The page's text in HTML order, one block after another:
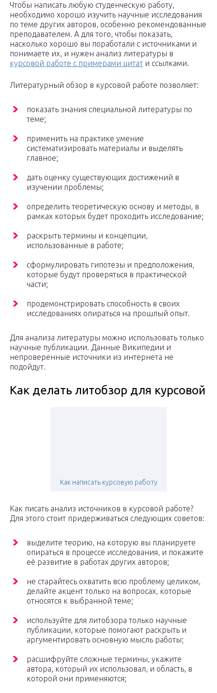
Чтобы написать любую студенческую работу,
необходимо хорошо изучить научные исследования
по теме других авторов, особенно рекомендованные
преподавателем. А для того, чтобы показать,
насколько хорошо вы поработали с источниками и
понимаете их, и нужен анализ литературы в
курсовой работе с примерами цитат и ссылками.
Литературный обзор в курсовой работе позволяет:
показать знания специальной литературы по
теме;
применить на практике умение
систематизировать материалы и выделять
главное;
дать оценку существующих достижений в
изучении проблемы;
определить теоретическую основу и методы, в
рамках которых будет проходить исследование;
раскрыть термины и концепции,
использованные в работе;
сформулировать гипотезы и предположения,
которые будут проверяться в практической
части;
продемонстрировать способность в своих
исследованиях опираться на прошлый опыт.
Для анализа литературы можно использовать только
научные публикации. Данные Википедии и
непроверенные источники из интернета не
подойдут.
Как делать литобзор для курсовой
Как написать курсовую работу
Как писать анализ источников в курсовой работе?
Для этого стоит придерживаться следующих советов:
выделите теорию, на которую вы планируете
опираться в процессе исследования, и покажите
её развитие в работах других авторов;
не старайтесь охватить всю проблему целиком,
делайте акцент только на вопросах, которые
относятся к выбранной теме;
используйте для литобзора только научные
публикации, которые помогают раскрыть и
аргументировать основную мысль работы;
расшифруйте сложные термины, укажите
автора, который их использовал, и область, в
которой они применяются;